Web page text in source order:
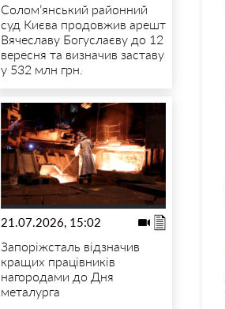
Солом’янський районний
суд Києва продовжив арешт
Вячеславу Богуслаєву до 12
вересня та визначив заставу
у 532 млн грн.
21.07.2026, 15:02
Запоріжсталь відзначив
кращих працівників
нагородами до Дня
металурга